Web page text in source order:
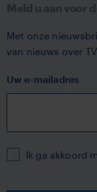
Meld u aan voor
Met onze
van nieuws over
Uw e-mailadres
PrivacyIk ga akkoord